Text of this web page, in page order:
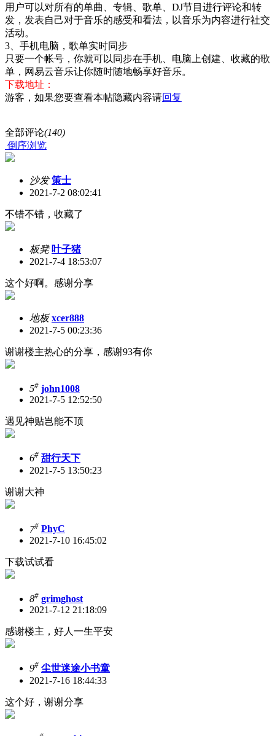
用户可以对所有的单曲、专辑、歌单、DJ节目进行评论和转
发，发表自己对于音乐的感受和看法，以音乐为内容进行社交
活动。
3、手机电脑，歌单实时同步
只要一个帐号，你就可以同步在手机、电脑上创建、收藏的歌
单，网易云音乐让你随时随地畅享好音乐。
下载地址：
游客，如果您要查看本帖隐藏内容请回复
全部评论(140)
倒序浏览
沙发 策士
2021-7-2 08:02:41
不错不错，收藏了
板凳 叶子猪
2021-7-4 18:53:07
这个好啊。感谢分享
地板 xcer888
2021-7-5 00:23:36
谢谢楼主热心的分享，感谢93有你
5# john1008
2021-7-5 12:52:50
遇见神贴岂能不顶
6# 甜行天下
2021-7-5 13:50:23
谢谢大神
7# PhyC
2021-7-10 16:45:02
下载试试看
8# grimghost
2021-7-12 21:18:09
感谢楼主，好人一生平安
9# 尘世迷途小书童
2021-7-16 18:44:33
这个好，谢谢分享